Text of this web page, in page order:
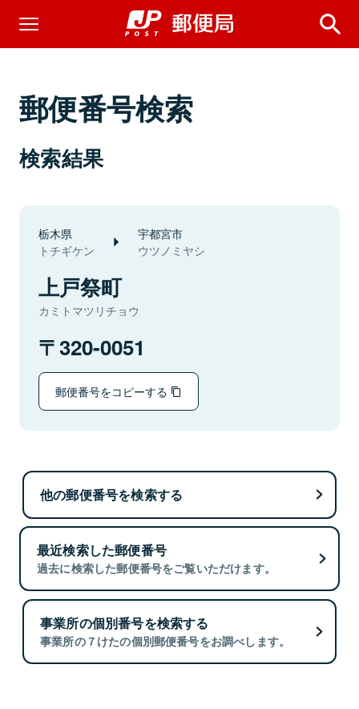
郵便番号検索
検索結果
栃木県
トチギケン
宇都宮市
ウツノミヤシ
上戸祭町
カミトマツリチョウ
320-0051
郵便番号をコピーする
他の郵便番号を検索する
最近検索した郵便番号
過去に検索した郵便番号をご覧いただけます。
事業所の個別番号を検索する
事業所の７けたの個別郵便番号をお調べします。